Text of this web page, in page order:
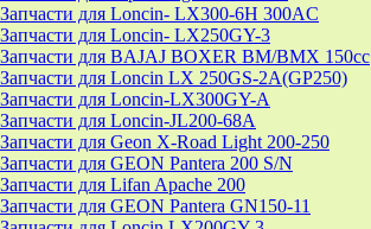
Запчасти для Loncin- LX300-6H 300AC
Запчасти для Loncin- LX250GY-3
Запчасти для BAJAJ BOXER BM/ВМX 150cc
Запчасти для Loncin LX 250GS-2A(GP250)
Запчасти для Loncin-LX300GY-A
Запчасти для Loncin-JL200-68A
Запчасти для Geon X-Road Light 200-250
Запчасти для GEON Pantera 200 S/N
Запчасти для Lifan Apache 200
Запчасти для GEON Pantera GN150-11